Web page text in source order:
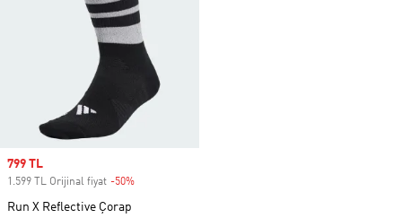
Sale price
799 TL
1.599 TL Orijinal fiyat -50%
Run X Reflective Çorap